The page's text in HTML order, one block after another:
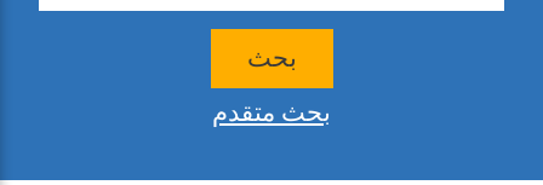
بحث
بحث متقدم